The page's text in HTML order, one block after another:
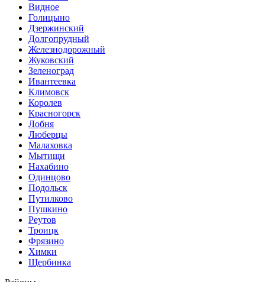
Видное
Голицыно
Дзержинский
Долгопрудный
Железнодорожный
Жуковский
Зеленоград
Ивантеевка
Климовск
Королев
Красногорск
Лобня
Люберцы
Малаховка
Мытищи
Нахабино
Одинцово
Подольск
Путилково
Пушкино
Реутов
Троицк
Фрязино
Химки
Щербинка